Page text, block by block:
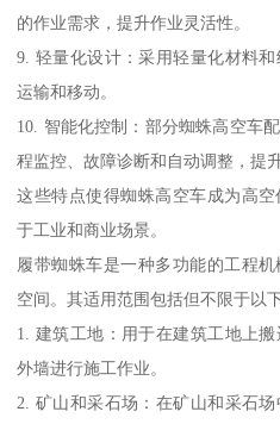
的作业需求，提升作业灵活性。
9. 轻量化设计：采用轻量化材料
运输和移动。
10. 智能化控制：部分蜘蛛高空车
程监控、故障诊断和自动调整，提
这些特点使得蜘蛛高空车成为高
于工业和商业场景。
履带蜘蛛车是一种多功能的工程
空间。其适用范围包括但不限于以
1. 建筑工地：用于在建筑工地上
外墙进行施工作业。
2. 矿山和采石场：在矿山和采石